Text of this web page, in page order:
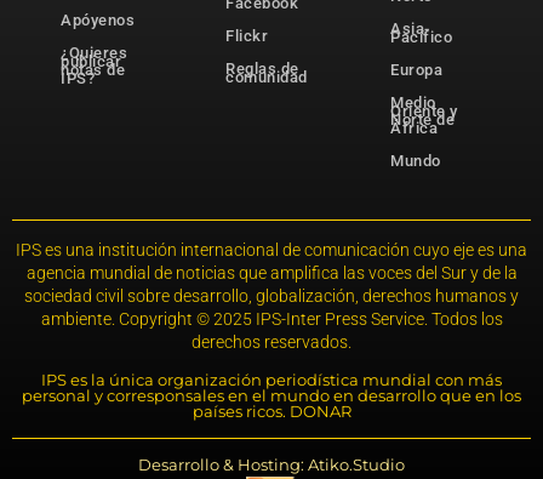
Apóyenos
¿Quieres
publicar
notas de
IPS?
Flickr
Reglas de
comunidad
Asia-
Pacífico
Europa
Medio
Oriente y
Norte de
África
Mundo
IPS es una institución internacional de comunicación cuyo eje es una
agencia mundial de noticias que amplifica las voces del Sur y de la
sociedad civil sobre desarrollo, globalización, derechos humanos y
ambiente. Copyright © 2025 IPS-Inter Press Service. Todos los
derechos reservados.
IPS es la única organización periodística mundial con más
personal y corresponsales en el mundo en desarrollo que en los
países ricos. DONAR
Desarrollo & Hosting: Atiko.Studio